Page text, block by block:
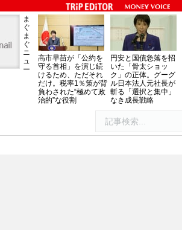
ま
ぐ
ま
ぐ
ニ
ュ
ー
高市早苗が「公約を
守る首相」を演じ続
けるため、ただそれ
だけ。税率1％策が背
負わされた“極めて政
治的”な役割
円安と国債急落を招
いた「骨太ショッ
ク」の正体。グーグ
ル日本法人元社長が
斬る「選択と集中」
なき成長戦略